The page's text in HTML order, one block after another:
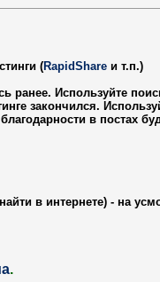
(RapidShare и т.п.)
ранее. Используйте
закончился.
в постах
в интернете) - на
.